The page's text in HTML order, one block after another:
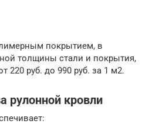
покрытием, в
толщины стали и покрытия,
220 руб. до 990 руб. за 1 м2.
рулонной кровли